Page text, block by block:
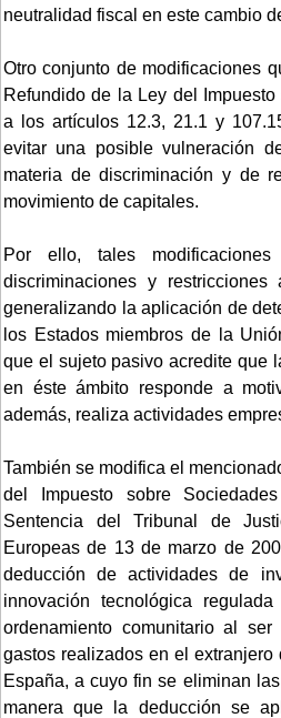
neutralidad fiscal en este cambio
Otro conjunto de modificaciones
Refundido de la Ley del
a los artículos 12.3, 21.1 y
evitar una posible vulneración
materia de discriminación y de
movimiento de capitales.
Por ello, tales
discriminaciones y
generalizando la aplicación de
los Estados miembros de la
que el sujeto pasivo acredite que
en éste ámbito responde a
además, realiza actividades
También se modifica el
del Impuesto sobre
Sentencia del Tribunal de
Europeas de 13 de marzo de
deducción de actividades de
innovación tecnológica
ordenamiento comunitario al
gastos realizados en el
España, a cuyo fin se eliminan
manera que la deducción se